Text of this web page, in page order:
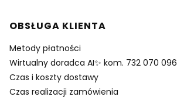
Linki w stopce
OBSŁUGA KLIENTA
Metody płatności
Wirtualny doradca AI✨ kom. 732 070 096
Czas i koszty dostawy
Czas realizacji zamówienia